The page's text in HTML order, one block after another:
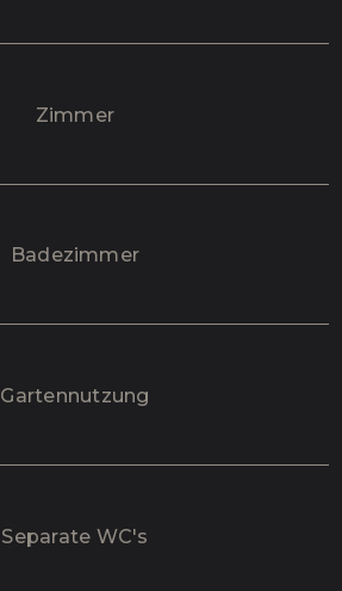
Zimmer
Badezimmer
Gartennutzung
Separate WC's